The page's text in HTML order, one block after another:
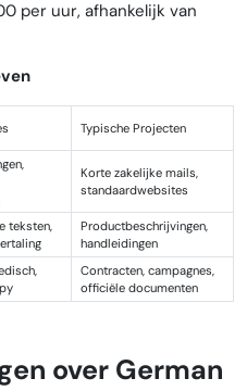
per uur, afhankelijk van
Typische Projecten
Korte zakelijke mails,
standaardwebsites
teksten,
Productbeschrijvingen,
handleidingen
Contracten, campagnes,
officiële documenten
over German